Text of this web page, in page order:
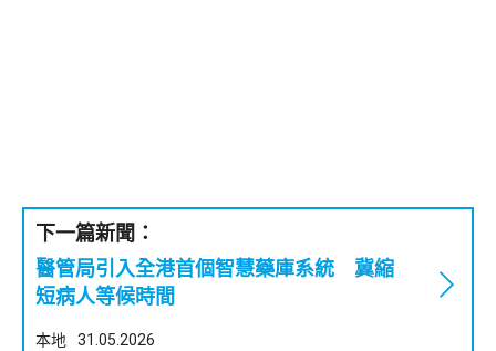
下一篇新聞：
醫管局引入全港首個智慧藥庫系統 冀縮
短病人等候時間
本地 31.05.2026